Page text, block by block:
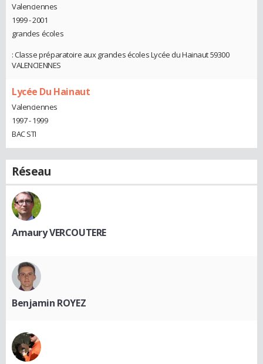
Valenciennes
1999 - 2001
grandes écoles
: Classe préparatoire aux grandes écoles Lycée du Hainaut 59300
VALENCIENNES
Lycée Du Hainaut
Valenciennes
1997 - 1999
BAC STI
Réseau
Amaury VERCOUTERE
Benjamin ROYEZ